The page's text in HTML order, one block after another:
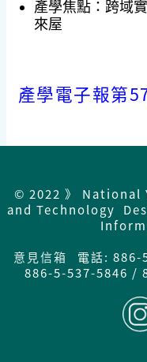
產學焦點： 跨域
來屋
產學電子報第
© 2022 》
and Technology
意見信箱
電話:
886-5-537-5846 /